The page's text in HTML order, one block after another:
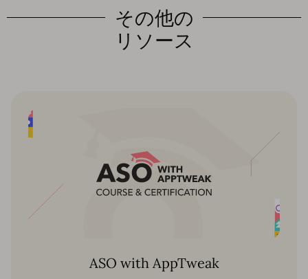
その他の
リソース
ASO with AppTweak